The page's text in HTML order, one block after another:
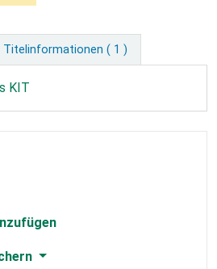
Titelinformationen ( 1 )
KIT